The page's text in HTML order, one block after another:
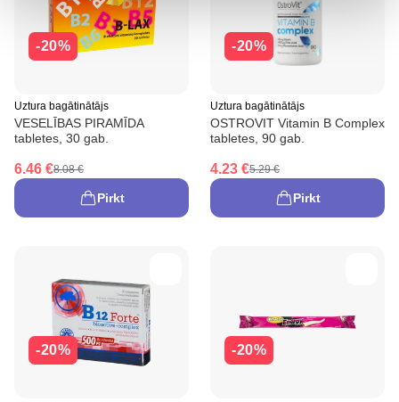
-20%
Uztura bagātinātājs
VESELĪBAS PIRAMĪDA
tabletes, 30 gab.
6.46 €8.08 €
Pirkt
-20%
Uztura bagātinātājs
OSTROVIT Vitamin B Complex
tabletes, 90 gab.
4.23 €5.29 €
Pirkt
-20% -20%